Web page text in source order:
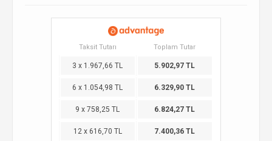
Taksit Tutarı Toplam Tutar
3 x 1.967,66 TL 5.902,97 TL
6 x 1.054,98 TL 6.329,90 TL
9 x 758,25 TL 6.824,27 TL
12 x 616,70 TL 7.400,36 TL